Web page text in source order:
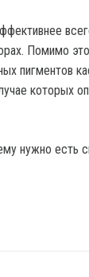
Помимо
пигментов
которых
нужно есть